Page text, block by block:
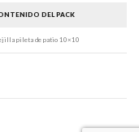
DEL PACK
pileta de patio 10×10